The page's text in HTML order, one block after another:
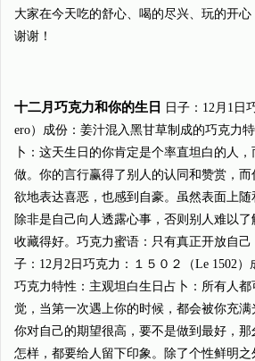
大家在今天吃的舒心、喝的尽兴、玩的开心
谢谢！
十二月巧克力和你的生日
日子：12月1日
ero）成份：姜汁混入黑甘草制成的巧克力
卜：这天生日的你肯定是个率直坦白的人
做。你的言行赢得了别人的认同和赞赏，
欲地表达喜恶，也感到自豪。虽然表面上随
除非是自己向人透露心事，否则别人难以
收藏得好。巧克力蜜语：只有真正开放自己
子：12月2日巧克力：１５０２（Le 1502
巧克力特性：主观坦白生日占卜：所有人
觉，当第一次遇上你的时候，都会被你充满
你对自己的期望很高，要不是做到最好，
怎样，都要给人留下印象。除了个性鲜明